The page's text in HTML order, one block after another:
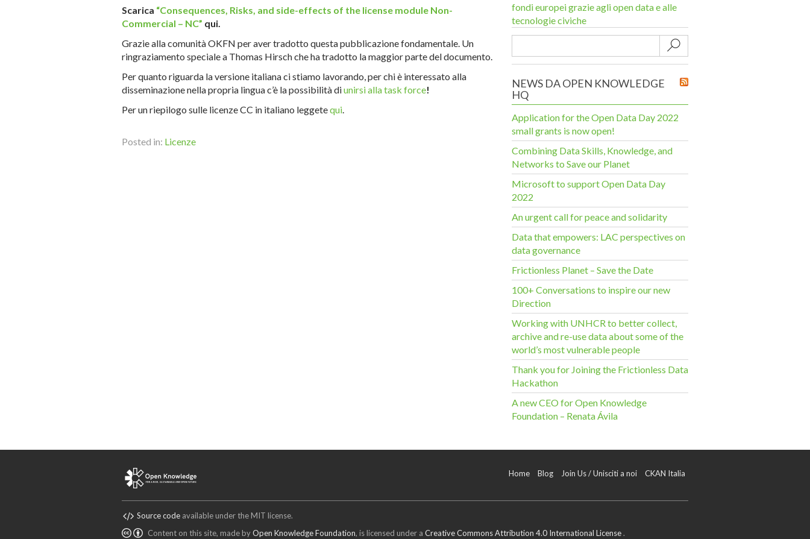
Scarica “Consequences, Risks, and side-effects of the license module Non-
Commercial – NC” qui.
Grazie alla comunità OKFN per aver tradotto questa pubblicazione fondamentale. Un
ringraziamento speciale a Thomas Hirsch che ha tradotto la maggior parte del documento.
Per quanto riguarda la versione italiana ci stiamo lavorando, per chi è interessato alla
disseminazione nella propria lingua c’è la possibilità diunirsi alla task force!
Per un riepilogo sulle licenze CC in italiano leggetequi.
Posted in: Licenze
fondi europei grazie agli open data e alle
tecnologie civiche
Submit
NEWS DA OPEN KNOWLEDGE
HQ
Application for the Open Data Day 2022
small grants is now open!
Combining Data Skills, Knowledge, and
Networks to Save our Planet
Microsoft to support Open Data Day
2022
An urgent call for peace and solidarity
Data that empowers: LAC perspectives on
data governance
Frictionless Planet – Save the Date
100+ Conversations to inspire our new
Direction
Working with UNHCR to better collect,
archive and re-use data about some of the
world’s most vulnerable people
Thank you for Joining the Frictionless Data
Hackathon
A new CEO for Open Knowledge
Foundation – Renata Ávila
Home Blog Join Us / Unisciti a noi CKAN Italia
Source code available under the MIT license.
Content on this site, made byOpen Knowledge Foundation, is licensed under a Creative Commons Attribution 4.0 International License.